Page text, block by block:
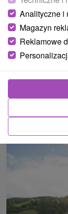
Region
Stredné
Banskobystrický
Muránska planina
Znalazłeś błąd
Analityczne i
Magazyn
Reklamowe